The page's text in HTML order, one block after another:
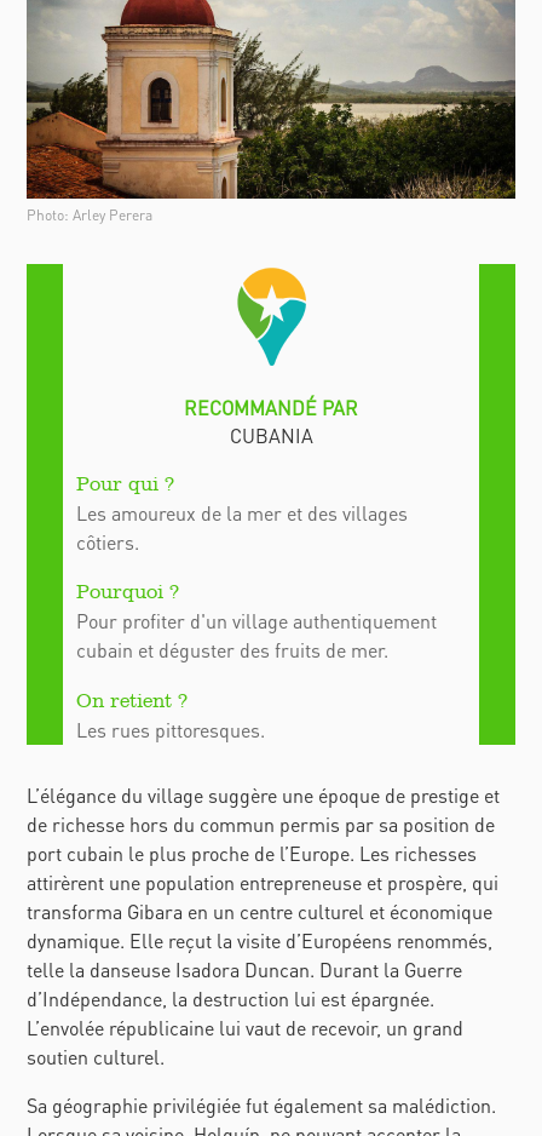
Photo: Arley Perera
Les amoureux de la mer et des villages
côtiers.
Pour profiter d'un village authentiquement
cubain et déguster des fruits de mer.
Les rues pittoresques.
L’élégance du village suggère une époque de prestige et
de richesse hors du commun permis par sa position de
port cubain le plus proche de l’Europe. Les richesses
attirèrent une population entrepreneuse et prospère, qui
transforma Gibara en un centre culturel et économique
dynamique. Elle reçut la visite d’Européens renommés,
telle la danseuse Isadora Duncan. Durant la Guerre
d’Indépendance, la destruction lui est épargnée.
L’envolée républicaine lui vaut de recevoir, un grand
soutien culturel.
Sa géographie privilégiée fut également sa malédiction.